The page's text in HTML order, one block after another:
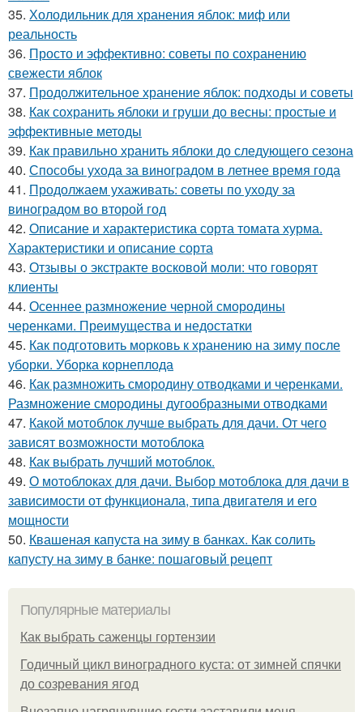
35. Холодильник для хранения яблок: миф или
реальность
36. Просто и эффективно: советы по сохранению
свежести яблок
37. Продолжительное хранение яблок: подходы и советы
38. Как сохранить яблоки и груши до весны: простые и
эффективные методы
39. Как правильно хранить яблоки до следующего сезона
40. Способы ухода за виноградом в летнее время года
41. Продолжаем ухаживать: советы по уходу за
виноградом во второй год
42. Описание и характеристика сорта томата хурма.
Характеристики и описание сорта
43. Отзывы о экстракте восковой моли: что говорят
клиенты
44. Осеннее размножение черной смородины
черенками. Преимущества и недостатки
45. Как подготовить морковь к хранению на зиму после
уборки. Уборка корнеплода
46. Как размножить смородину отводками и черенками.
Размножение смородины дугообразными отводками
47. Какой мотоблок лучше выбрать для дачи. От чего
зависят возможности мотоблока
48. Как выбрать лучший мотоблок.
49. О мотоблоках для дачи. Выбор мотоблока для дачи в
зависимости от функционала, типа двигателя и его
мощности
50. Квашеная капуста на зиму в банках. Как солить
капусту на зиму в банке: пошаговый рецепт
Популярные материалы
Как выбрать саженцы гортензии
Годичный цикл виноградного куста: от зимней спячки
до созревания ягод